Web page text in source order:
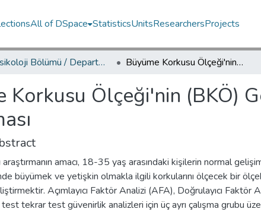
All of DSpace StatisticsUnitsResearchersProjects
Psikoloji Bölümü / Department of Psychology Büyüme Korkusu Ölçeği'nin (BKÖ) Geliştirilmesi: Geçerlilik ve Güvenirlik Çalışması
Korkusu Ölçeği'nin (BKÖ)
araştırmanın amacı, 18-35 yaş arasındaki kişilerin normal
büyümek ve yetişkin olmakla ilgili korkularını ölçecek bir
Açımlayıcı Faktör Analizi (AFA), Doğrulayıcı Faktör
tekrar test güvenirlik analizleri için üç ayrı çalışma grubu